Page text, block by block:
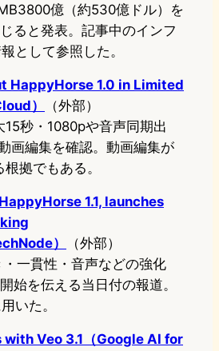
億（約530億ドル）を
ると発表。記事中のインフ
として参照した。
HappyHorse 1.0 in Limited
）
（外部）
15秒・1080pや音声同期出
画編集を確認。動画編集が
拠でもある。
1.1, launches
）
（外部）
・一貫性・音声などの強化
始を伝える当日付の報道。
いた。
Veo 3.1（Google AI for